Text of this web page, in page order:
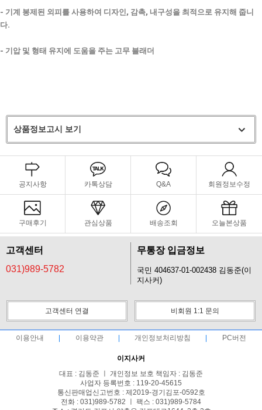
- 기계 봉제된 외피를 사용하여 디자인, 감촉, 내구성을 최적으로 유지해 줍니
다.
- 기압 및 형태 유지에 도움을 주는 고무 블래더
상품정보고시 보기
공지사항 카톡상담 Q&A 회원정보수정
구매후기 관심상품 배송조회 오늘본상품
고객센터
031)989-5782
무통장 입금정보
국민 404637-01-002438 김동준(이
지사커)
고객센터 연결 비회원 1:1 문의
이용안내 이용약관 개인정보처리방침 PC버전
이지사커
대표 : 김동준 ㅣ 개인정보 보호 책임자 : 김동준
사업자 등록번호 : 119-20-45615
통신판매업신고번호 : 제2019-경기김포-0592호
전화 : 031)989-5782 ㅣ 팩스 : 031)989-5784